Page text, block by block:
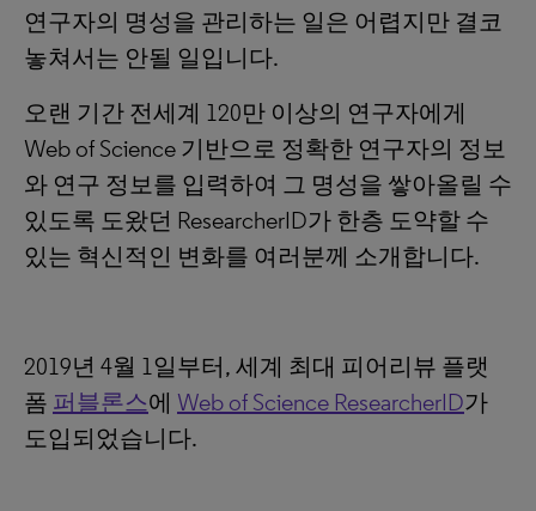
연구자의 명성을 관리하는 일은 어렵지만 결코
놓쳐서는 안될 일입니다.
오랜 기간 전세계 120만 이상의 연구자에게
Web of Science 기반으로 정확한 연구자의 정보
와 연구 정보를 입력하여 그 명성을 쌓아올릴 수
있도록 도왔던 ResearcherID가 한층 도약할 수
있는 혁신적인 변화를 여러분께 소개합니다.
2019년 4월 1일부터, 세계 최대 피어리뷰 플랫
폼 퍼블론스에 Web of Science ResearcherID가
도입되었습니다.